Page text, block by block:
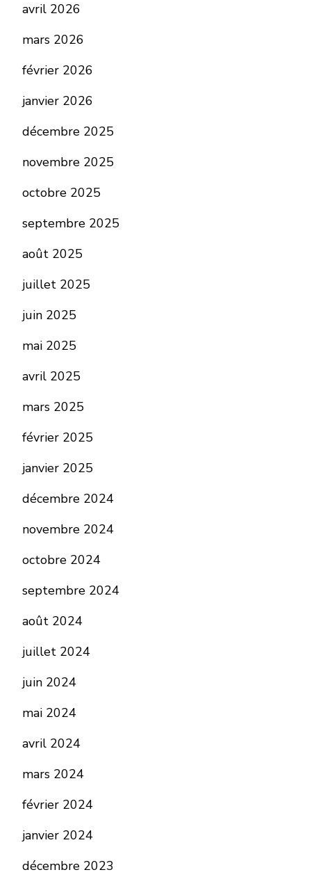
avril 2026
mars 2026
février 2026
janvier 2026
décembre 2025
novembre 2025
octobre 2025
septembre 2025
août 2025
juillet 2025
juin 2025
mai 2025
avril 2025
mars 2025
février 2025
janvier 2025
décembre 2024
novembre 2024
octobre 2024
septembre 2024
août 2024
juillet 2024
juin 2024
mai 2024
avril 2024
mars 2024
février 2024
janvier 2024
décembre 2023